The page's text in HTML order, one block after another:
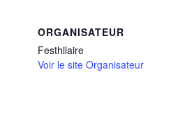
ORGANISATEUR
Festhilaire
Voir le site Organisateur